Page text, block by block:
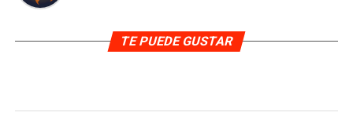
TE PUEDE GUSTAR